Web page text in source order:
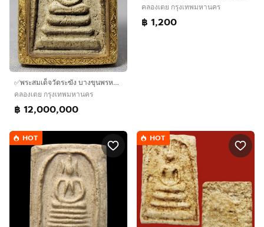
✅พระสมเด็จวัดระฆัง บางขุนพรหม เนื้อองค์ครู AA999328
คลองเตย กรุงเทพมหานคร
฿ 12,000,000
คลองเตย กรุงเทพมหานคร
฿ 1,200
HOT HOT